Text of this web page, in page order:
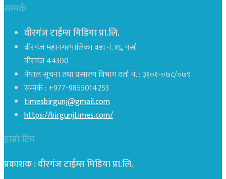
सम्पर्क
वीरगंज टाईम्स मिडिया प्रा.लि.
वीरगंज महानगरपालिका वडा नं. १६, पर्सा
वीरगंज 44300
नेपाल सूचना तथा प्रसारण विभाग दर्ता नं. : ३१०१-०७८/०७९
सम्पर्क : +977-9855014253
timesbirgunj@gmail.com
https://birgunjtimes.com/
हाम्रो टिम
प्रकाशक : वीरगंज टाईम्स मिडिया प्रा‍.लि.